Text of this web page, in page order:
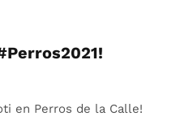
en Perros de la Calle!